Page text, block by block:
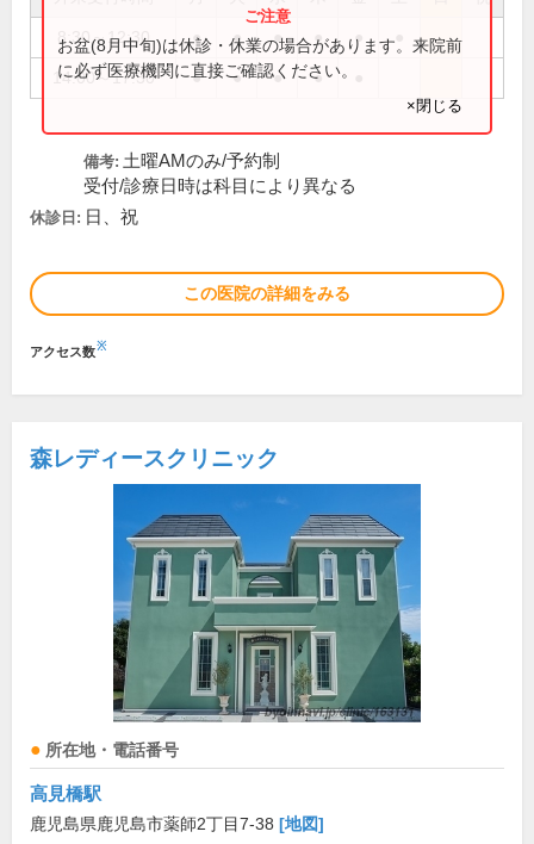
8:30～12:30 ● ● ● ● ●
14:00～17:30 ● ● ● ●
お盆(8月中旬)は休診・休業の場合があります。来院前
に必ず医療機関に直接ご確認ください。
×閉じる
備考: 土曜AMのみ/予約制
受付/診療日時は科目により異なる
休診日: 日、祝
この医院の詳細をみる
アクセス数※
森レディースクリニック
所在地・電話番号
高見橋駅
鹿児島県鹿児島市薬師2丁目7-38 [地図]